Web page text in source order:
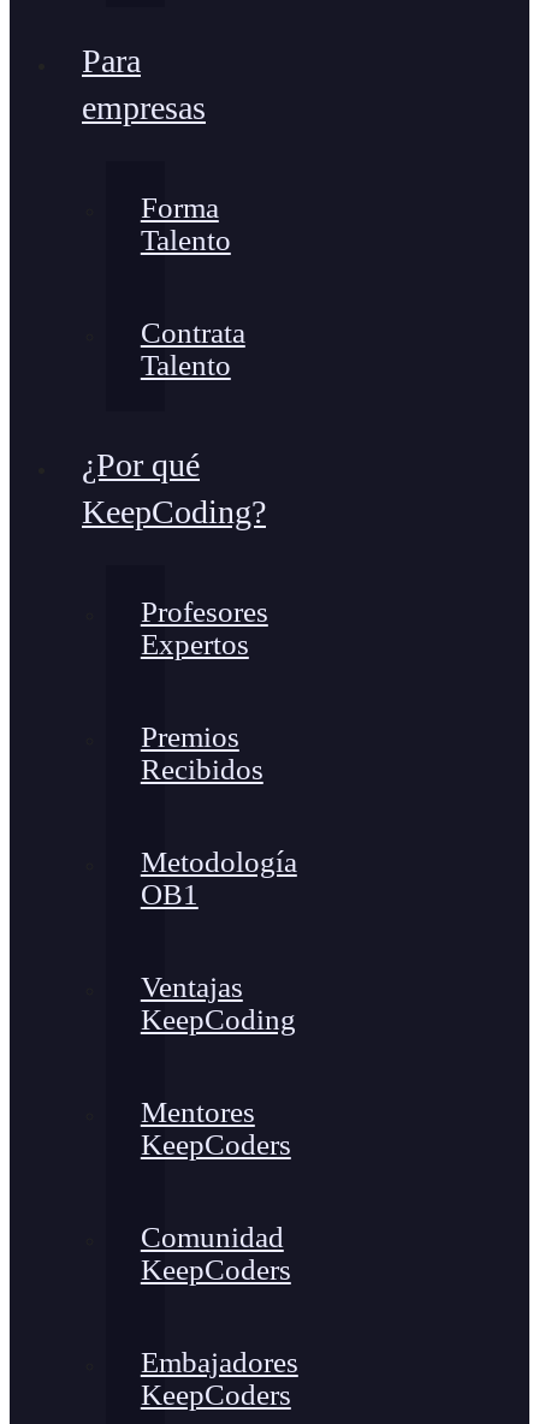
Para
empresas
Forma
Talento
Contrata
Talento
¿Por qué
KeepCoding?
Profesores
Expertos
Premios
Recibidos
Metodología
OB1
Ventajas
KeepCoding
Mentores
KeepCoders
Comunidad
KeepCoders
Embajadores
KeepCoders